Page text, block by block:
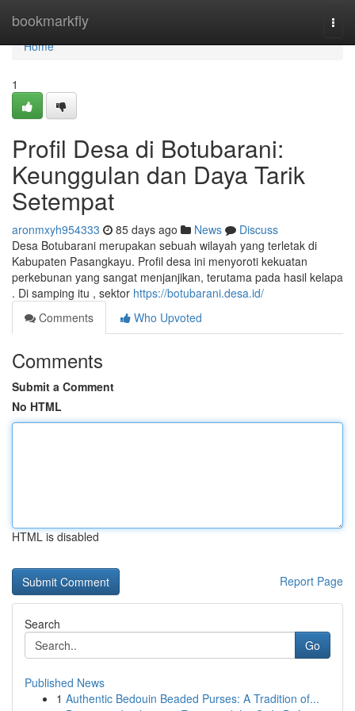
bookmarkfly
Home
Home
1
Profil Desa di Botubarani:
Keunggulan dan Daya Tarik
Setempat
aronmxyh954333 85 days ago News
Discuss
Desa Botubarani merupakan sebuah wilayah yang terletak di
Kabupaten Pasangkayu. Profil desa ini menyoroti kekuatan
perkebunan yang sangat menjanjikan, terutama pada hasil kelapa
. Di samping itu , sektor https://botubarani.desa.id/
Comments
Who Upvoted
Comments
Submit a Comment
No HTML
HTML is disabled
Report Page
Search
Go
Published News
1 Authentic Bedouin Beaded Purses: A Tradition of...